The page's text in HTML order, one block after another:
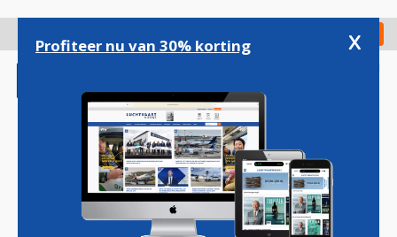
gaan
Check in
Magazine Podcasts Vacatures
Profiteer nu van 30% korting x